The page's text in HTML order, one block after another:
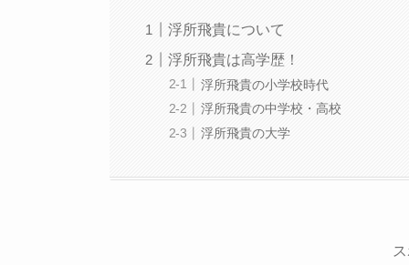
浮所飛貴について
浮所飛貴は高学歴！
浮所飛貴の小学校時代
浮所飛貴の中学校・高校
浮所飛貴の大学